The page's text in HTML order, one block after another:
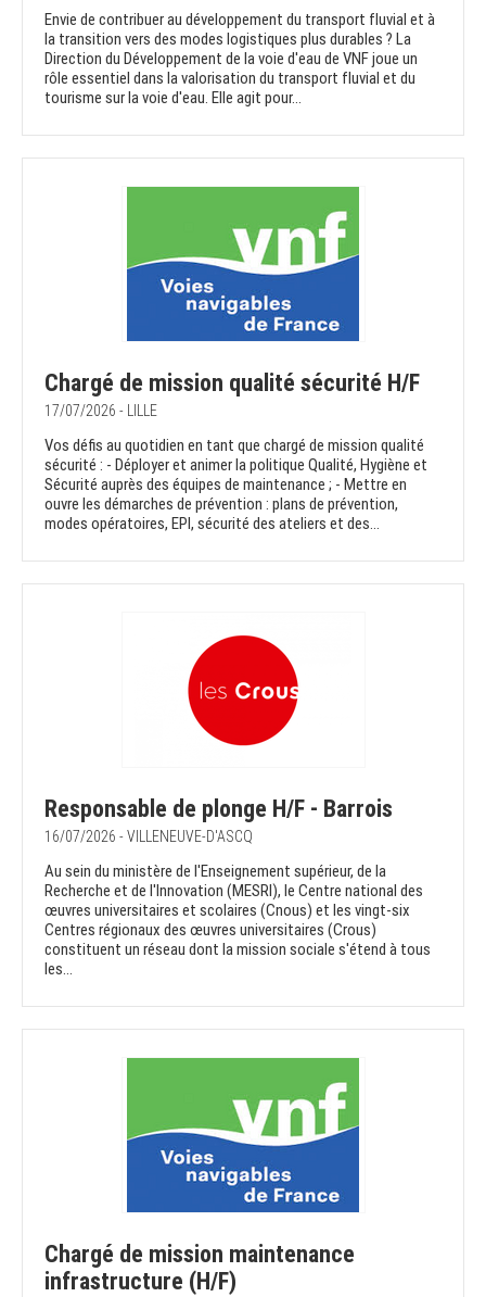
Envie de contribuer au développement du transport fluvial et à
la transition vers des modes logistiques plus durables ? La
Direction du Développement de la voie d'eau de VNF joue un
rôle essentiel dans la valorisation du transport fluvial et du
tourisme sur la voie d'eau. Elle agit pour...
Chargé de mission qualité sécurité H/F
17/07/2026 - LILLE
Vos défis au quotidien en tant que chargé de mission qualité
sécurité : - Déployer et animer la politique Qualité, Hygiène et
Sécurité auprès des équipes de maintenance ; - Mettre en
ouvre les démarches de prévention : plans de prévention,
modes opératoires, EPI, sécurité des ateliers et des...
Responsable de plonge H/F - Barrois
16/07/2026 - VILLENEUVE-D'ASCQ
Au sein du ministère de l'Enseignement supérieur, de la
Recherche et de l'Innovation (MESRI), le Centre national des
œuvres universitaires et scolaires (Cnous) et les vingt-six
Centres régionaux des œuvres universitaires (Crous)
constituent un réseau dont la mission sociale s'étend à tous
les...
Chargé de mission maintenance
infrastructure (H/F)